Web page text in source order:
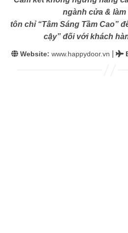
ngành cửa &
tôn chỉ “Tâm Sáng Tầm Cao”
cậy” đối với khách
Website: www.happydoor.vn